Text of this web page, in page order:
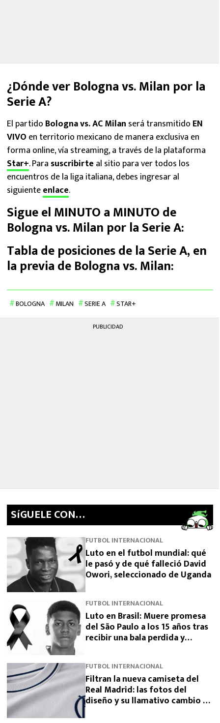
¿Dónde ver Bologna vs. Milan por la
Serie A?
El partido Bologna vs. AC Milan será transmitido EN
VIVO en territorio mexicano de manera exclusiva en
forma online, vía streaming, a través de la plataforma
Star+. Para suscribirte al sitio para ver todos los
encuentros de la liga italiana, debes ingresar al
siguienteenlace.
Sigue el MINUTO a MINUTO de
Bologna vs. Milan por la Serie A:
Tabla de posiciones de la Serie A, en
la previa de Bologna vs. Milan:
BOLOGNA MILAN SERIE A STAR+
PUBLICIDAD
SíGUELE CON…
FUTBOL INTERNACIONAL
Luto en el futbol mundial: qué
le pasó y de qué falleció David
Owori, seleccionado de Uganda
FUTBOL INTERNACIONAL
Luto en Brasil: Muere promesa
del São Paulo a los 15 años tras
recibir una bala perdida y
FUTBOL INTERNACIONAL
Filtran la nueva camiseta del
Real Madrid: las fotos del
diseño y su llamativo cambio de